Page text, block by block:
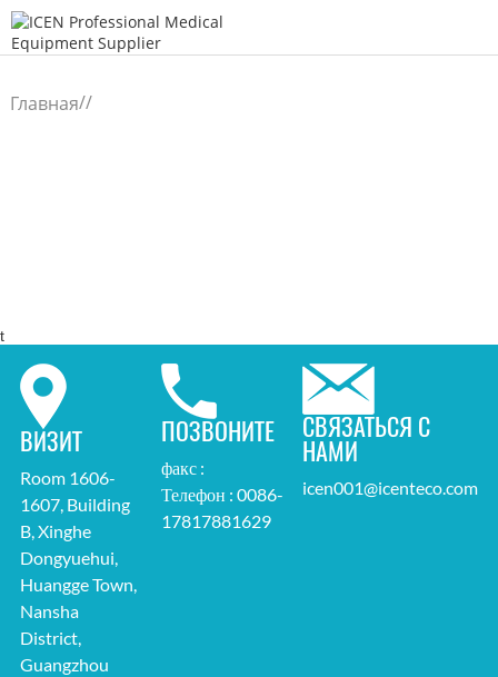
Главная//
t
ВИЗИТ
Room 1606-
1607, Building
B, Xinghe
Dongyuehui,
Huangge Town,
Nansha
District,
Guangzhou
ПОЗВОНИТЕ
факс :
Телефон : 0086-
17817881629
СВЯЗАТЬСЯ С
НАМИ
icen001@icenteco.com